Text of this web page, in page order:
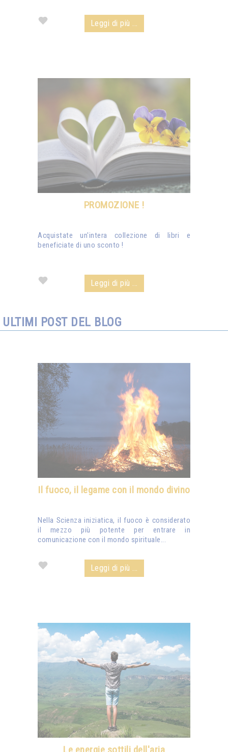
Leggi di più ...
PROMOZIONE !
Acquistate un'intera collezione di libri e
beneficiate di uno sconto !
Leggi di più ...
ULTIMI POST DEL BLOG
Il fuoco, il legame con il mondo divino
Nella Scienza iniziatica, il fuoco è considerato
il mezzo più potente per entrare in
comunicazione con il mondo spirituale...
Leggi di più ...